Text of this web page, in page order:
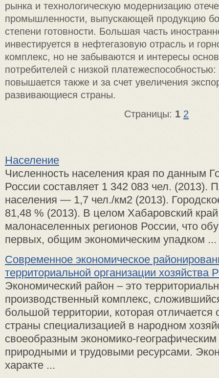
рынка и технологическую модернизацию
промышленности, выпускающей продукцию
степени готовности. Большая часть
инвестируется в нефтегазовую отрасль и
комплекс, но не забываются и интересы
потребителей с низкой
повышается также и за счет увеличения
развивающиеся страны.
Страницы: 1 2
Население
Численность населения края по данным
России составляет 1 342 083 чел. (2013).
населения — 1,7 чел./км2 (2013).
81,48 % (2013). В целом Хабаровский
малонаселенных регионов России, что
первых, общим экономическим упадком ...
Современное экономическое
территориальной организации хозяйства
Экономический район – это
производственный комплекс,
большой территории, которая отличается
страны специализацией в народном
своеобразным экономико-
природными и трудовыми ресурсами.
характе ...